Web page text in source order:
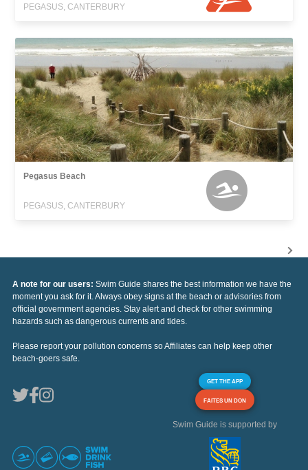
PEGASUS, CANTERBURY
Pegasus Beach
PEGASUS, CANTERBURY
A note for our users: Swim Guide shares the best information we have the
moment you ask for it. Always obey signs at the beach or advisories from
official government agencies. Stay alert and check for other swimming
hazards such as dangerous currents and tides.
Please report your pollution concerns so Affiliates can help keep other
beach-goers safe.
GET THE APP
FAITES UN DON
Swim Guide is supported by